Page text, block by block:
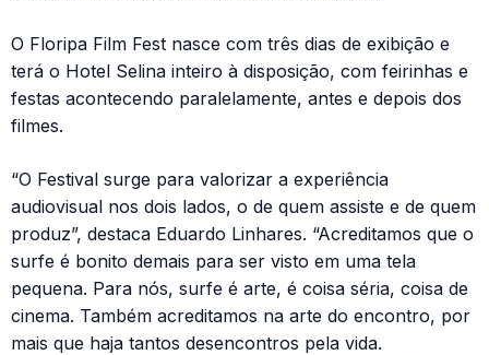
O Floripa Film Fest nasce com três dias de exibição e
terá o Hotel Selina inteiro à disposição, com feirinhas e
festas acontecendo paralelamente, antes e depois dos
filmes.
“O Festival surge para valorizar a experiência
audiovisual nos dois lados, o de quem assiste e de quem
produz”, destaca Eduardo Linhares. “Acreditamos que o
surfe é bonito demais para ser visto em uma tela
pequena. Para nós, surfe é arte, é coisa séria, coisa de
cinema. Também acreditamos na arte do encontro, por
mais que haja tantos desencontros pela vida.